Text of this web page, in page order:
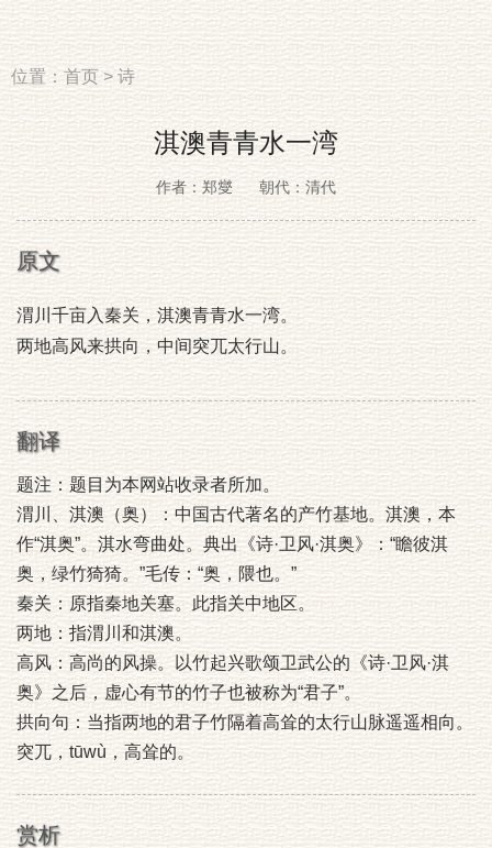
位置：首页>诗
淇澳青青水一湾
作者：郑燮 朝代：清代
原文
渭川千亩入秦关，淇澳青青水一湾。
两地高风来拱向，中间突兀太行山。
翻译
题注：题目为本网站收录者所加。
渭川、淇澳（奥）：中国古代著名的产竹基地。淇澳，本
作“淇奥”。淇水弯曲处。典出《诗·卫风·淇奥》：“瞻彼淇
奥，绿竹猗猗。”毛传：“奥，隈也。”
秦关：原指秦地关塞。此指关中地区。
两地：指渭川和淇澳。
高风：高尚的风操。以竹起兴歌颂卫武公的《诗·卫风·淇
奥》之后，虚心有节的竹子也被称为“君子”。
拱向句：当指两地的君子竹隔着高耸的太行山脉遥遥相向。
突兀，tūwù，高耸的。
赏析